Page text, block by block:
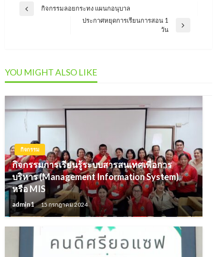
แนะแนว
Previousกิจกรรมลอยกระทง แผนกอนุบาล
ประกาศหยุดการเรียนการสอน 1
วัน
YOU MIGHT ALSO LIKE
กิจกรรม
กิจกรรมการเรียนรู้ระบบสารสนเทศเพื่อการ
บริหาร (Management Information System)
หรือ MIS
admin1 15 กรกฎาคม 2024